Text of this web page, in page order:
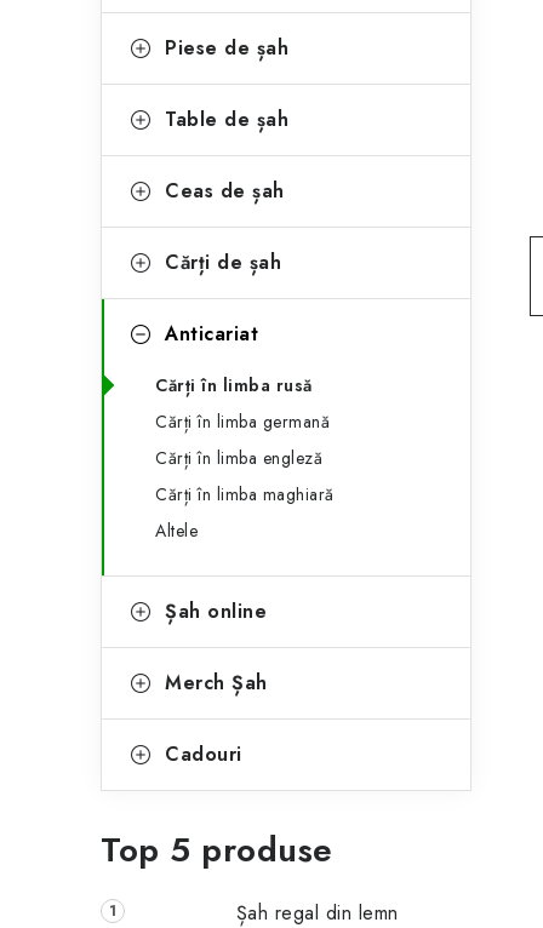
ă
l
t
e
a
ă
o
i
Piese de șah
Table de șah
Ceas de șah
Cărți de șah
Anticariat
Cărți în limba rusă
Cărți în limba germană
Cărți în limba engleză
Cărți în limba maghiară
Altele
Șah online
Merch Șah
Cadouri
Top 5 produse
Șah regal din lemn